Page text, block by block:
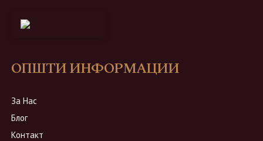
ОПШТИ ИНФОРМАЦИИ
За Нас
Блог
Контакт